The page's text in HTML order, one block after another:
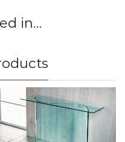
in…